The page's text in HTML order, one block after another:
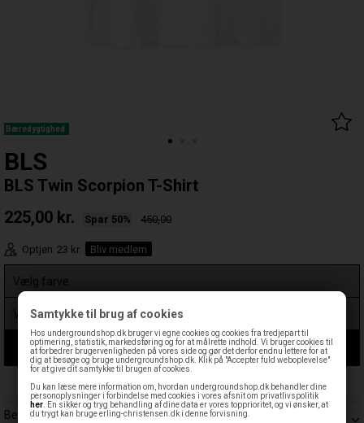
Samtykke til brug af cookies
Hos undergroundshop.dk bruger vi egne cookies og cookies fra tredjepart til
optimering, statistik, markedsføring og for at målrette indhold. Vi bruger cookies til
at forbedrer brugervenligheden på vores side og gør det derfor endnu lettere for at
dig at besøge og bruge undergroundshop.dk. Klik på "Accepter fuld weboplevelse"
for at give dit samtykke til brugen af cookies.
Du kan læse mere information om, hvordan undergroundshop.dk behandler dine
personoplysninger i forbindelse med cookies i vores afsnit om privatlivspolitik
her . En sikker og tryg behandling af dine data er vores topprioritet, og vi ønsker, at
du trygt kan bruge erling-christensen.dk i denne forvisning.
Bæredygtighed
BLS
BLS Twin Scorpion T-Shirt
225,00 kr. Spar 50% 450,00
Optjen 23 kr. Bliv medlem
LÆG I KURV
Leveringstid: 1-3 hverdage
Beskrivelse